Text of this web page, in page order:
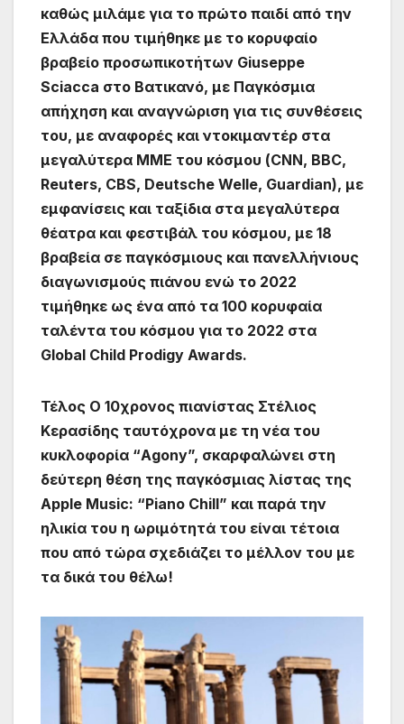
καθώς μιλάμε για το πρώτο παιδί από την
Ελλάδα που τιμήθηκε με το κορυφαίο
βραβείο προσωπικοτήτων Giuseppe
Sciacca στο Βατικανό, με Παγκόσμια
απήχηση και αναγνώριση για τις συνθέσεις
του, με αναφορές και ντοκιμαντέρ στα
μεγαλύτερα ΜΜΕ του κόσμου (CNN, BBC,
Reuters, CBS, Deutsche Welle, Guardian), με
εμφανίσεις και ταξίδια στα μεγαλύτερα
θέατρα και φεστιβάλ του κόσμου, με 18
βραβεία σε παγκόσμιους και πανελλήνιους
διαγωνισμούς πιάνου ενώ το 2022
τιμήθηκε ως ένα από τα 100 κορυφαία
ταλέντα του κόσμου για το 2022 στα
Global Child Prodigy Awards.
Τέλος Ο 10χρονος πιανίστας Στέλιος
Κερασίδης ταυτόχρονα με τη νέα του
κυκλοφορία “Agony”, σκαρφαλώνει στη
δεύτερη θέση της παγκόσμιας λίστας της
Apple Music: “Piano Chill” και παρά την
ηλικία του η ωριμότητά του είναι τέτοια
που από τώρα σχεδιάζει το μέλλον του με
τα δικά του θέλω!